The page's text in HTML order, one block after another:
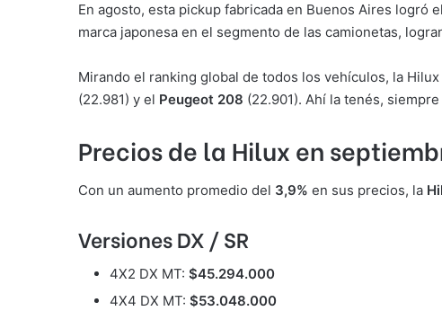
En agosto, esta pickup fabricada en Buenos Aires logró el
marca japonesa en el segmento de las camionetas,
Mirando el ranking global de todos los vehículos, la
(22.981) y el Peugeot 208 (22.901). Ahí la tenés,
Precios de la Hilux en
Con un aumento promedio del 3,9% en sus precios, la
Versiones DX / SR
4X2 DX MT: $45.294.000
4X4 DX MT: $53.048.000